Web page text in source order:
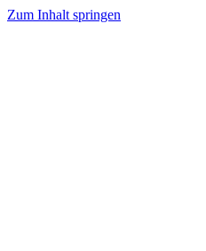
Zum Inhalt springen